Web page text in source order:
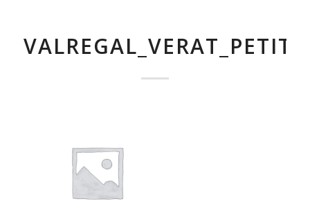
VALREGAL_VERAT_PETIT